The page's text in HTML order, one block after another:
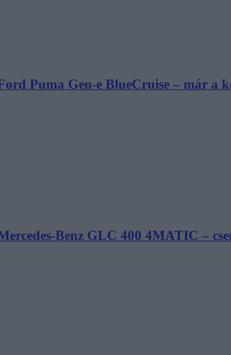
Puma Gen-e BlueCruise – már a
Benz GLC 400 4MATIC –